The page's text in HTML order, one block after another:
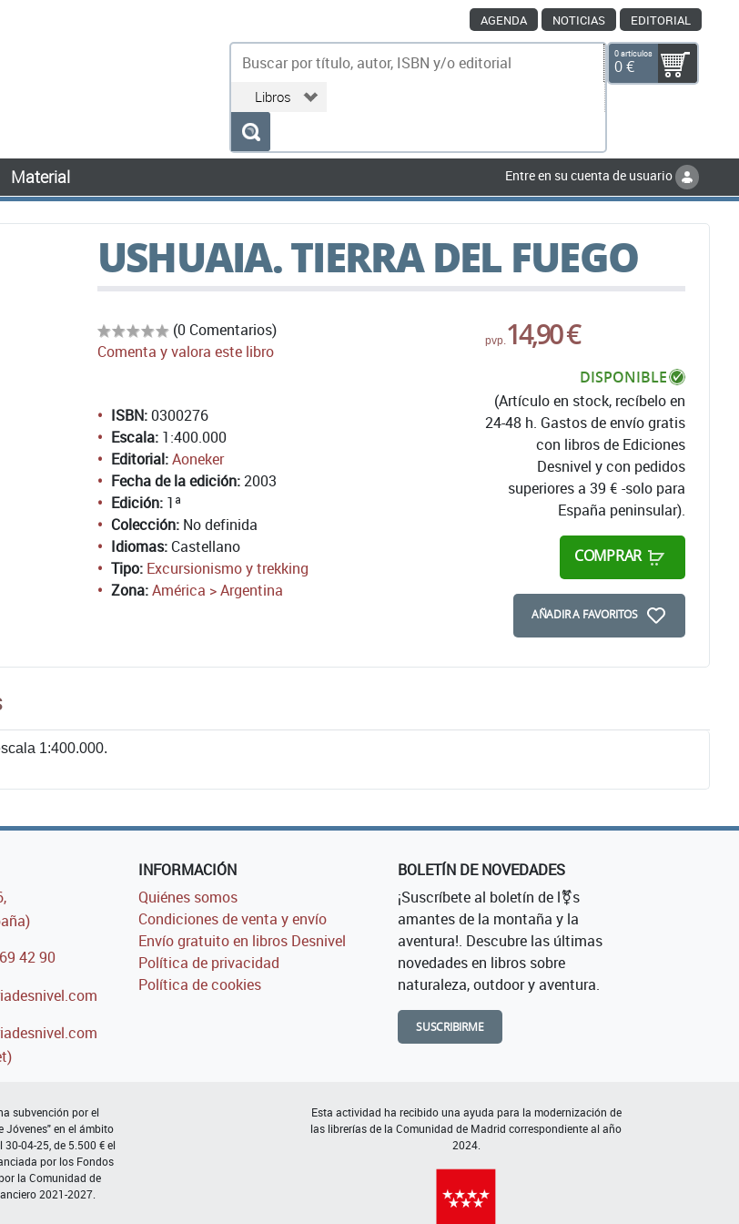
AGENDA NOTICIAS EDITORIAL
0 artículos
0 €
Material Entre en su cuenta de usuario
USHUAIA. TIERRA DEL FUEGO
(0 Comentarios)
Comenta y valora este libro
pvp.14,90 €
DISPONIBLE
(Artículo en stock, recíbelo en
24-48 h. Gastos de envío gratis
con libros de Ediciones
Desnivel y con pedidos
superiores a 39 € -solo para
España peninsular).
COMPRAR
AÑADIR A FAVORITOS
ISBN:0300276
Escala: 1:400.000
Editorial:Aoneker
Fecha de la edición:2003
Edición: 1ª
Colección: No definida
Idiomas: Castellano
Tipo: Excursionismo y trekking
Zona:América > Argentina
1:400.000.
42 90
INFORMACIÓN
Quiénes somos
Condiciones de venta y envío
Envío gratuito en libros Desnivel
Política de privacidad
Política de cookies
BOLETÍN DE NOVEDADES
¡Suscríbete al boletín de l⚧s
amantes de la montaña y la
aventura!. Descubre las últimas
novedades en libros sobre
naturaleza, outdoor y aventura.
SUSCRIBIRME
subvención por el
Jóvenes" en el ámbito
04-25, de 5.500 € el
por los Fondos
la Comunidad de
2021-2027.
Esta actividad ha recibido una ayuda para la modernización de
las librerías de la Comunidad de Madrid correspondiente al año
2024.